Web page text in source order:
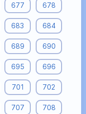
677 678
683 684
689 690
695 696
701 702
707 708